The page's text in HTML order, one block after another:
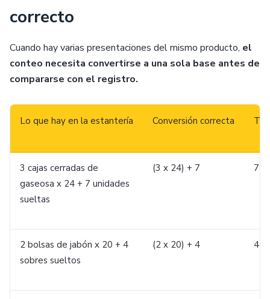
correcto
Cuando hay varias presentaciones del mismo producto, el
conteo necesita convertirse a una sola base antes de
compararse con el registro.
Lo que hay en la estantería Conversión correcta
3 cajas cerradas de
gaseosa x 24 + 7 unidades
sueltas
(3 x 24) + 7 79
2 bolsas de jabón x 20 + 4
sobres sueltos
(2 x 20) + 4 44